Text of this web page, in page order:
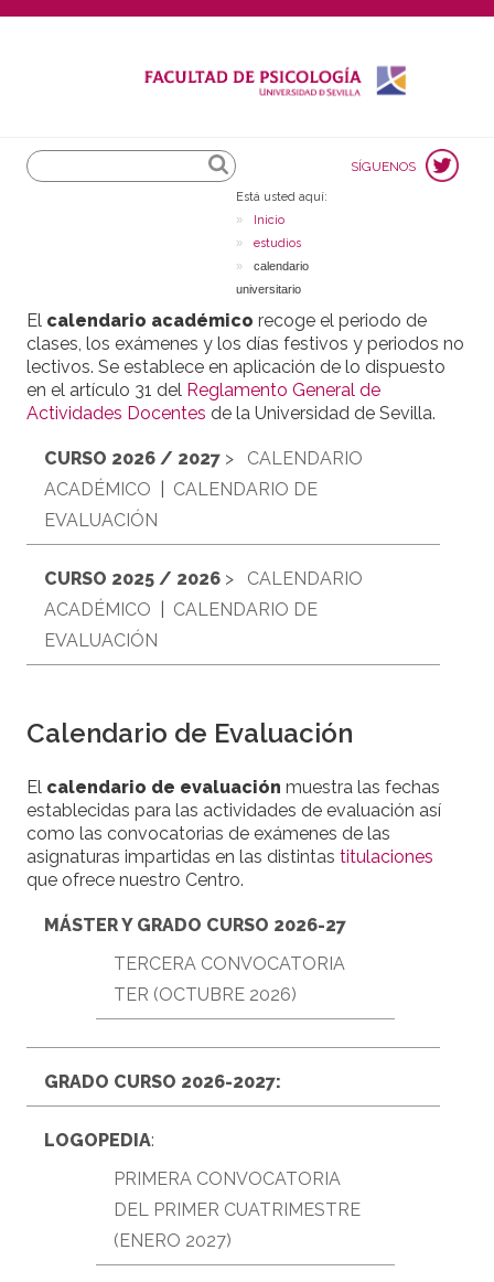
Search
SÍGUENOS
Está usted aquí:
Inicio
estudios
calendario
universitario
El calendario académico recoge el periodo de
clases, los exámenes y los días festivos y periodos no
lectivos. Se establece en aplicación de lo dispuesto
en el artículo 31 del Reglamento General de
Actividades Docentes de la Universidad de Sevilla.
CURSO 2026 / 2027 > CALENDARIO
ACADÉMICO
CALENDARIO DE
EVALUACIÓN
CURSO 2025 / 2026 > CALENDARIO
ACADÉMICO
CALENDARIO DE
EVALUACIÓN
Calendario de Evaluación
El calendario de evaluación muestra las fechas
establecidas para las actividades de evaluación así
como las convocatorias de exámenes de las
asignaturas impartidas en las distintas titulaciones
que ofrece nuestro Centro.
MÁSTER Y GRADO CURSO 2026-27
TERCERA CONVOCATORIA
TER (OCTUBRE 2026)
GRADO CURSO 2026-2027:
LOGOPEDIA:
PRIMERA CONVOCATORIA
DEL PRIMER CUATRIMESTRE
(ENERO 2027)